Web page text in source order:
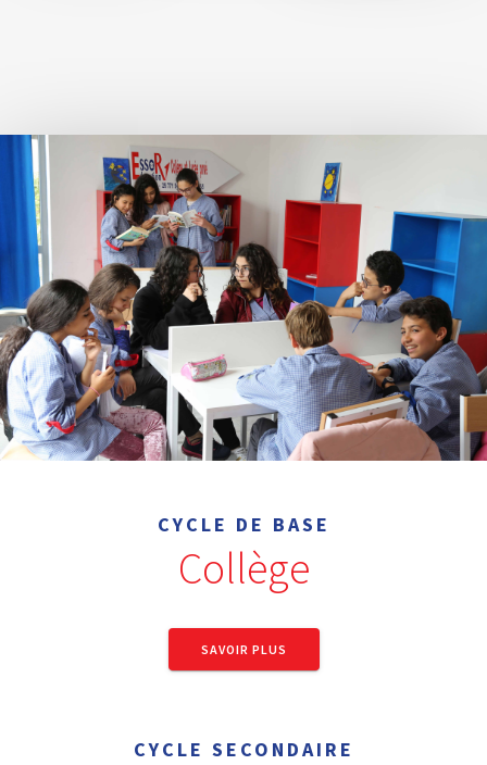
CYCLE DE BASE
Collège
SAVOIR PLUS
CYCLE SECONDAIRE